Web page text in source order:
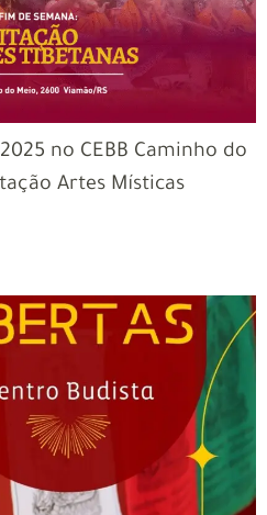
no CEBB Caminho do
Artes Místicas